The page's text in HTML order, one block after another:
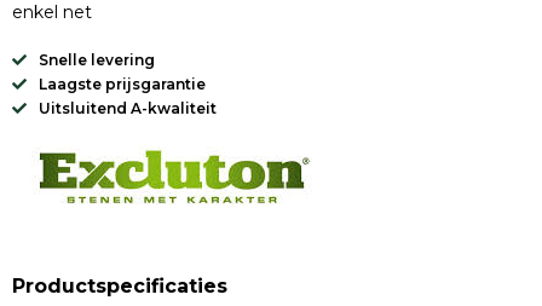
enkel net
Snelle levering
Laagste prijsgarantie
Uitsluitend A-kwaliteit
Productspecificaties